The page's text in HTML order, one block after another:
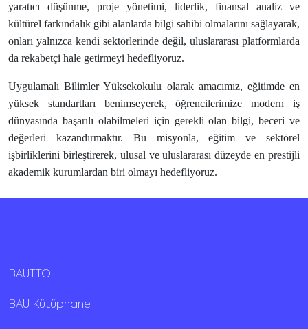
yaratıcı düşünme, proje yönetimi, liderlik, finansal analiz ve
kültürel farkındalık gibi alanlarda bilgi sahibi olmalarını sağlayarak,
onları yalnızca kendi sektörlerinde değil, uluslararası platformlarda
da rekabetçi hale getirmeyi hedefliyoruz.
Uygulamalı Bilimler Yüksekokulu olarak amacımız, eğitimde en
yüksek standartları benimseyerek, öğrencilerimize modern iş
dünyasında başarılı olabilmeleri için gerekli olan bilgi, beceri ve
değerleri kazandırmaktır. Bu misyonla, eğitim ve sektörel
işbirliklerini birleştirerek, ulusal ve uluslararası düzeyde en prestijli
akademik kurumlardan biri olmayı hedefliyoruz.
BAUTTO
BAU Kütüphane